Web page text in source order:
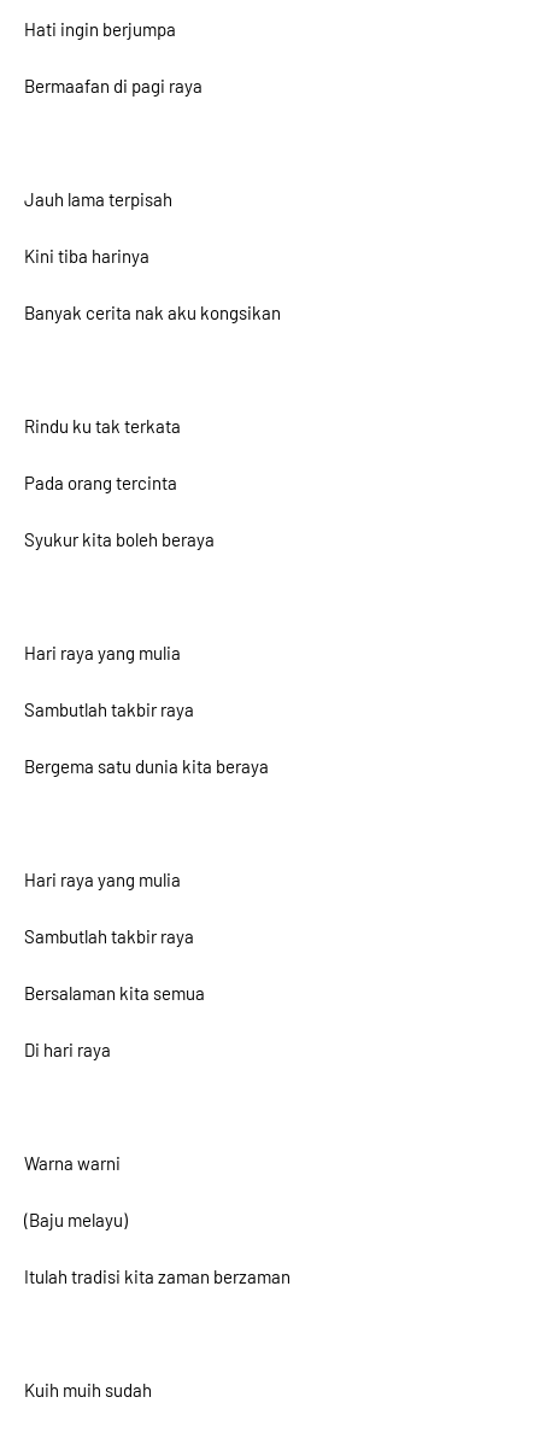
Hati ingin berjumpa
Bermaafan di pagi raya
Jauh lama terpisah
Kini tiba harinya
Banyak cerita nak aku kongsikan
Rindu ku tak terkata
Pada orang tercinta
Syukur kita boleh beraya
Hari raya yang mulia
Sambutlah takbir raya
Bergema satu dunia kita beraya
Hari raya yang mulia
Sambutlah takbir raya
Bersalaman kita semua
Di hari raya
Warna warni
(Baju melayu)
Itulah tradisi kita zaman berzaman
Kuih muih sudah